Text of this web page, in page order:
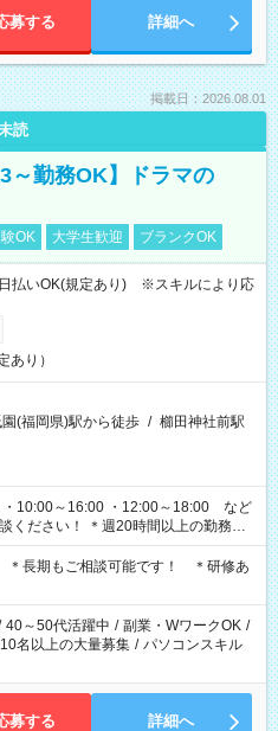
募する 詳細へ
掲載日：2026.08.01
読
～勤務OK】ドラマの
OK 大学生歓迎 ブランクOK
払いOK(規定あり) ※スキルにより応
あり）
(福岡県)駅から徒歩 / 櫛田神社前駅
10:00～16:00 ・12:00～18:00 など
ください！ ＊週20時間以上の勤務を
＊長期もご相談可能です！ ＊研修あ
40～50代活躍中 / 副業・WワークOK /
10名以上の大量募集 / パソコンスキル
募する 詳細へ